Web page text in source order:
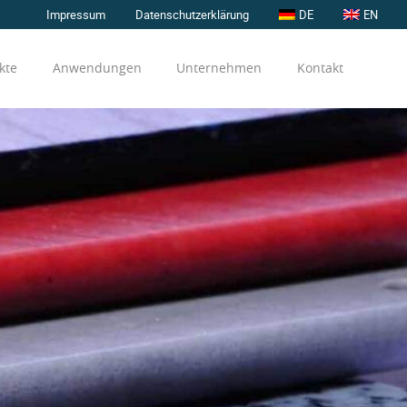
Impressum Datenschutzerklärung DE EN
Anwendungen Unternehmen Kontakt